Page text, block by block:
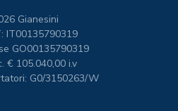
Gianesini
IT00135790319
GO00135790319
€ 105.040,00 i.v
G0/3150263/W